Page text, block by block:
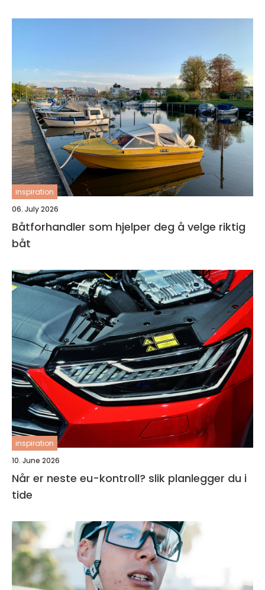
inspiration
06. July 2026
Båtforhandler som hjelper deg å velge riktig
båt
inspiration
10. June 2026
Når er neste eu-kontroll? slik planlegger du i
tide